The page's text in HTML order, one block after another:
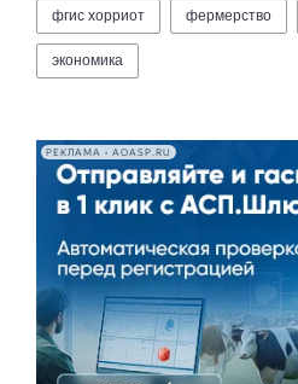
фгис хорриот фермерство
экономика
РЕКЛАМА • AOASP.RU